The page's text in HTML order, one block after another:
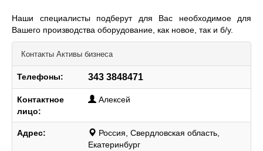
Наши специалисты подберут для Вас необходимое для
Вашего производства оборудование, как новое, так и б/у.
Контакты Активы бизнеса
Телефоны: 343 3848471
Контактное
лицо:
Алексей
Адрес:
Россия, Свердловская область,
Екатеринбург